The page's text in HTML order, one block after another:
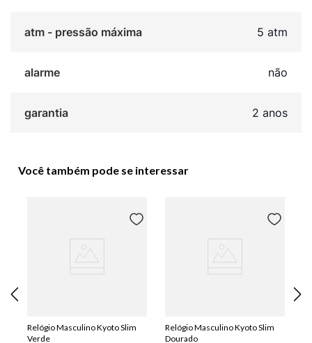
atm - pressão máxima 5 atm
alarme não
garantia 2 anos
Você também pode se interessar
Relógio Masculino Kyoto Slim
Verde
Relógio Masculino Kyoto Slim
Dourado